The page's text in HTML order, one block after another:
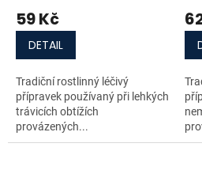
59 Kč
DETAIL
Tradiční rostlinný léčivý
přípravek používaný při lehkých
trávicích obtížích
provázených...